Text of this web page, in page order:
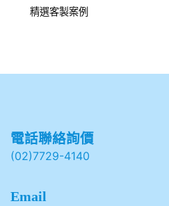
精選客製案例
電話聯絡詢價
(02)7729-4140
Email